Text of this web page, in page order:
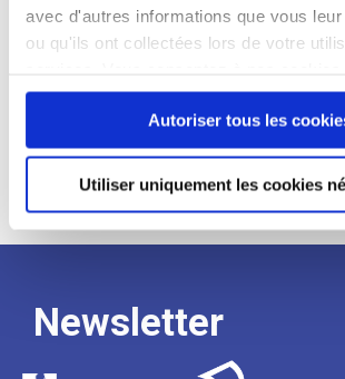
avec d'autres informations que vous
ou qu'ils ont collectées lors de votre
continuez à utiliser notre site Web.
Autoriser tous les
Utiliser uniquement les cookies
de
Newsletter